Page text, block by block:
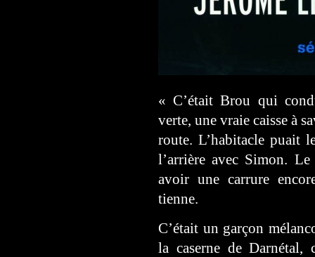
« C’était Brou qui
verte, une vraie caisse à
route. L’habitacle puait
l’arrière avec Simon.
avoir une carrure
tienne.
C’était un garçon
la caserne de Darnétal,